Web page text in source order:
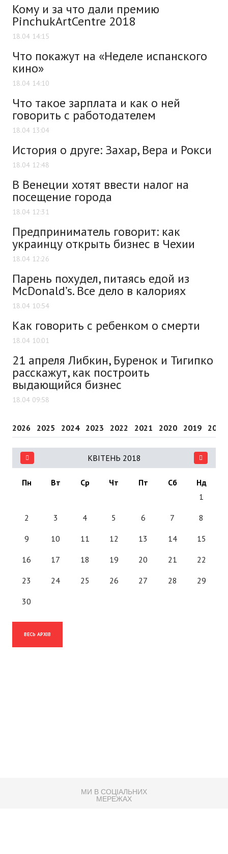
Кому и за что дали премию
PinchukArtCentre 2018
18.04 14:15
Что покажут на «Неделе испанского
кино»
18.04 14:10
Что такое зарплата и как о ней
говорить с работодателем
18.04 13:04
История о друге: Захар, Вера и Рокси
18.04 12:48
В Венеции хотят ввести налог на
посещение города
18.04 12:31
Предприниматель говорит: как
украинцу открыть бизнес в Чехии
18.04 12:26
Парень похудел, питаясь едой из
McDonald’s. Все дело в калориях
18.04 10:54
Как говорить с ребенком о смерти
18.04 10:01
21 апреля Либкин, Буренок и Тигипко
расскажут, как построить
выдающийся бизнес
18.04 09:58
2026 2025 2024 2023 2022 2021 2020 2019 2018
КВІТЕНЬ 2018
Пн Вт Ср Чт Пт Сб
Нд
1
2 3 4 5 6 7 8
9 10 11 12 13 14 15
16 17 18 19 20 21 22
23 24 25 26 27 28 29
30
ВЕСЬ АРХІВ
МИ В СОЦІАЛЬНИХ
МЕРЕЖАХ